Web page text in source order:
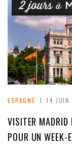
ESPAGNE 14
VISITER MADRID
POUR UN WEEK-